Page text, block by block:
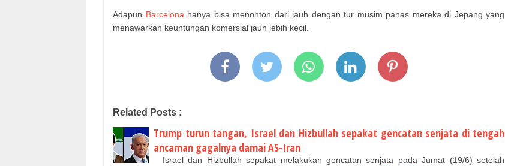
Adapun Barcelona hanya bisa menonton dari jauh dengan tur musim panas mereka di Jepang yang
menawarkan keuntungan komersial jauh lebih kecil.
Related Posts :
Trump turun tangan, Israel dan Hizbullah sepakat gencatan senjata di tengah
ancaman gagalnya damai AS-Iran
Israel dan Hizbullah sepakat melakukan gencatan senjata pada Jumat (19/6) setelah